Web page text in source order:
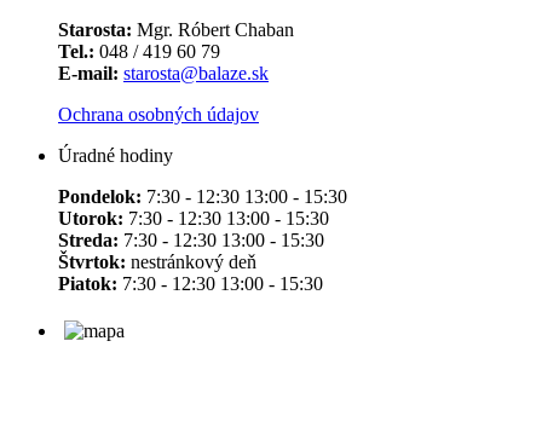
Starosta: Mgr. Róbert Chaban
Tel.: 048 / 419 60 79
E-mail: starosta@balaze.sk
Ochrana osobných údajov
Úradné hodiny
Pondelok: 7:30 - 12:30 13:00 - 15:30
Utorok: 7:30 - 12:30 13:00 - 15:30
Streda: 7:30 - 12:30 13:00 - 15:30
Štvrtok: nestránkový deň
Piatok: 7:30 - 12:30 13:00 - 15:30